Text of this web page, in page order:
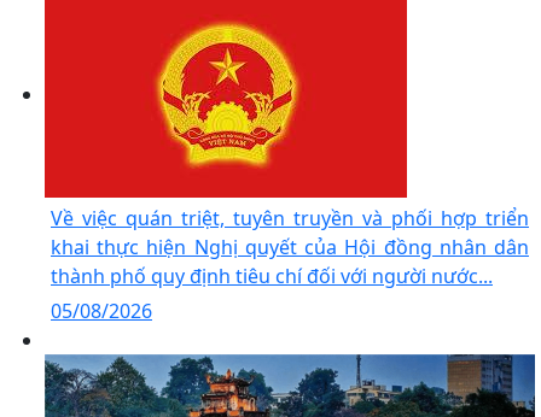
Về việc quán triệt, tuyên truyền và phối hợp triển
khai thực hiện Nghị quyết của Hội đồng nhân dân
thành phố quy định tiêu chí đối với người nước...
05/08/2026